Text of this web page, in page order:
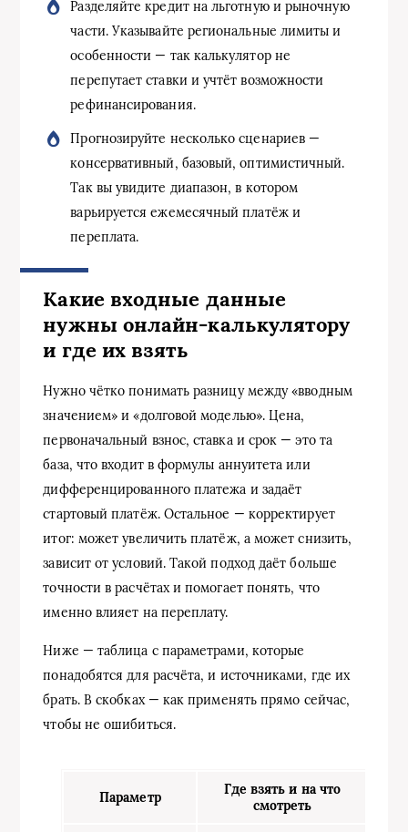
Разделяйте кредит на льготную и рыночную
части. Указывайте региональные лимиты и
особенности — так калькулятор не
перепутает ставки и учтёт возможности
рефинансирования.
Прогнозируйте несколько сценариев —
консервативный, базовый, оптимистичный.
Так вы увидите диапазон, в котором
варьируется ежемесячный платёж и
переплата.
Какие входные данные
нужны онлайн‑калькулятору
и где их взять
Нужно чётко понимать разницу между «вводным
значением» и «долговой моделью». Цена,
первоначальный взнос, ставка и срок — это та
база, что входит в формулы аннуитета или
дифференцированного платежа и задаёт
стартовый платёж. Остальное — корректирует
итог: может увеличить платёж, а может снизить,
зависит от условий. Такой подход даёт больше
точности в расчётах и помогает понять, что
именно влияет на переплату.
Ниже — таблица с параметрами, которые
понадобятся для расчёта, и источниками, где их
брать. В скобках — как применять прямо сейчас,
чтобы не ошибиться.
Параметр
Где взять и на что
смотреть